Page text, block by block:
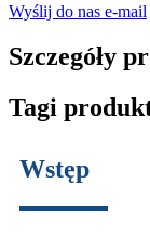
Wyślij do nas e-mail
Szczegóły
Tagi
Wstęp